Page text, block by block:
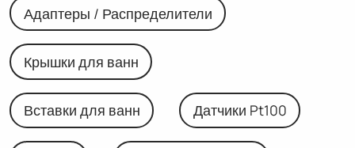
Адаптеры / Распределители
Крышки для ванн
Вставки для ванн Датчики Pt100